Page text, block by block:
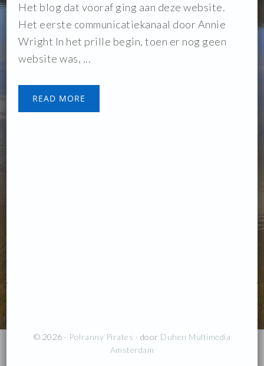
Het blog dat vooraf ging aan deze website.
Het eerste communicatiekanaal door Annie
Wright In het prille begin, toen er nog geen
website was, ...
READ MORE
© 2026 · Polranny Pirates · door Duhen Multimedia
Amsterdam